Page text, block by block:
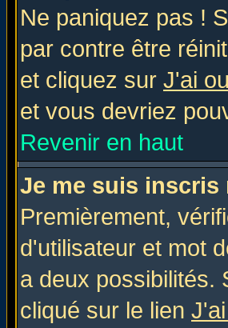
Ne paniquez pas !
par contre être
et cliquez sur J'ai
et vous devriez
Revenir en haut
Je me suis inscris
Premièrement,
d'utilisateur et mot
a deux possibilités.
cliqué sur le lien